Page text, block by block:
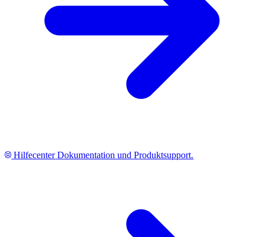
Hilfecenter Dokumentation und Produktsupport.